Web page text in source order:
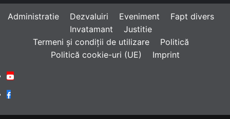
Administratie Dezvaluiri Eveniment
Fapt divers
Invatamant
Justitie
Termeni și condiții de utilizare
Politică
Politică cookie-uri (UE)
Imprint
Youtube
Facebook